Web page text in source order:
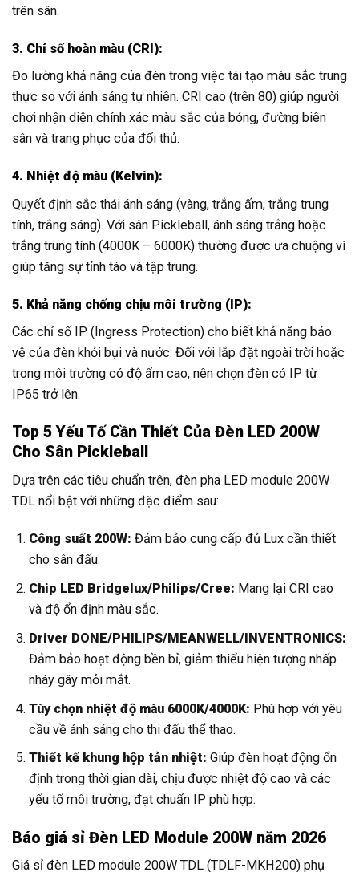
trên sân.
3. Chỉ số hoàn màu (CRI):
Đo lường khả năng của đèn trong việc tái tạo màu sắc trung
thực so với ánh sáng tự nhiên. CRI cao (trên 80) giúp người
chơi nhận diện chính xác màu sắc của bóng, đường biên
sân và trang phục của đối thủ.
4. Nhiệt độ màu (Kelvin):
Quyết định sắc thái ánh sáng (vàng, trắng ấm, trắng trung
tính, trắng sáng). Với sân Pickleball, ánh sáng trắng hoặc
trắng trung tính (4000K – 6000K) thường được ưa chuộng vì
giúp tăng sự tỉnh táo và tập trung.
5. Khả năng chống chịu môi trường (IP):
Các chỉ số IP (Ingress Protection) cho biết khả năng bảo
vệ của đèn khỏi bụi và nước. Đối với lắp đặt ngoài trời hoặc
trong môi trường có độ ẩm cao, nên chọn đèn có IP từ
IP65 trở lên.
Top 5 Yếu Tố Cần Thiết Của Đèn LED 200W
Cho Sân Pickleball
Dựa trên các tiêu chuẩn trên, đèn pha LED module 200W
TDL nổi bật với những đặc điểm sau:
Công suất 200W: Đảm bảo cung cấp đủ Lux cần thiết
cho sân đấu.
Chip LED Bridgelux/Philips/Cree: Mang lại CRI cao
và độ ổn định màu sắc.
Driver DONE/PHILIPS/MEANWELL/INVENTRONICS:
Đảm bảo hoạt động bền bỉ, giảm thiểu hiện tượng nhấp
nháy gây mỏi mắt.
Tùy chọn nhiệt độ màu 6000K/4000K: Phù hợp với yêu
cầu về ánh sáng cho thi đấu thể thao.
Thiết kế khung hộp tản nhiệt: Giúp đèn hoạt động ổn
định trong thời gian dài, chịu được nhiệt độ cao và các
yếu tố môi trường, đạt chuẩn IP phù hợp.
Báo giá sỉ Đèn LED Module 200W năm 2026
Giá sỉ đèn LED module 200W TDL (TDLF-MKH200) phụ